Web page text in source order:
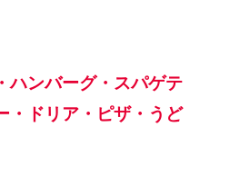
ハンバーグ・スパゲテ
・ドリア・ピザ・うど